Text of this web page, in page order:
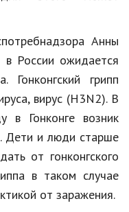
Анны
России ожидается
Гонконгский грипп
вирус (H3N2). В
в Гонконге возник
Дети и люди старше
от гонконгского
в таком случае
от заражения.